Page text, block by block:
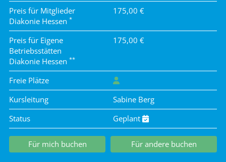
Preis für Mitglieder
Diakonie Hessen *
175,00 €
Preis für Eigene
Betriebsstätten
Diakonie Hessen **
175,00 €
Freie Plätze
Kursleitung
Sabine Berg
Status
Geplant
Für mich buchen Für andere buchen